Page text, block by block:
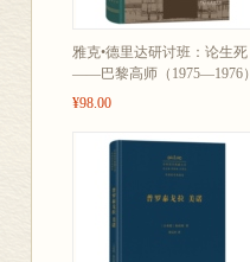
雅克•德里达研讨班：论生死
——巴黎高师（1975—1976）
¥98.00